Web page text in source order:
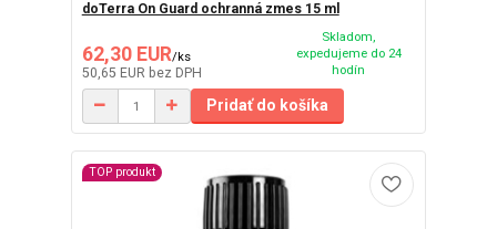
doTerra On Guard ochranná zmes 15 ml
62,30 EUR/ks
50,65 EUR bez DPH
Skladom,
expedujeme do 24
hodín
Pridať do košíka
TOP produkt